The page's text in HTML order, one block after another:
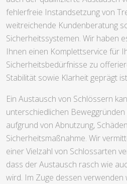
fehlerfreie Instandsetzung von
weitreichende Kundenberatung
Sicherheitssystemen. Wir haben
Ihnen einen Komplettservice für
Sicherheitsbedürfnisse zu
Stabilität sowie Klarheit geprägt
Ein Austausch von Schlössern
unterschiedlichen
aufgrund von Abnutzung,
Sicherheitsmaßnahme. Wir
einer Vielzahl von Schlossarten
dass der Austausch rasch wie
wird. Im Zuge dessen verwenden